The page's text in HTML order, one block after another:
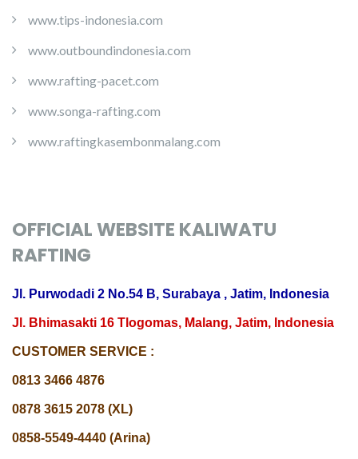
www.tips-indonesia.com
www.outboundindonesia.com
www.rafting-pacet.com
www.songa-rafting.com
www.raftingkasembonmalang.com
OFFICIAL WEBSITE KALIWATU
RAFTING
Jl. Purwodadi 2 No.54 B, Surabaya , Jatim, Indonesia
Jl. Bhimasakti 16 Tlogomas, Malang, Jatim, Indonesia
CUSTOMER SERVICE :
0813 3466 4876
0878 3615 2078 (XL)
0858-5549-4440 (Arina)